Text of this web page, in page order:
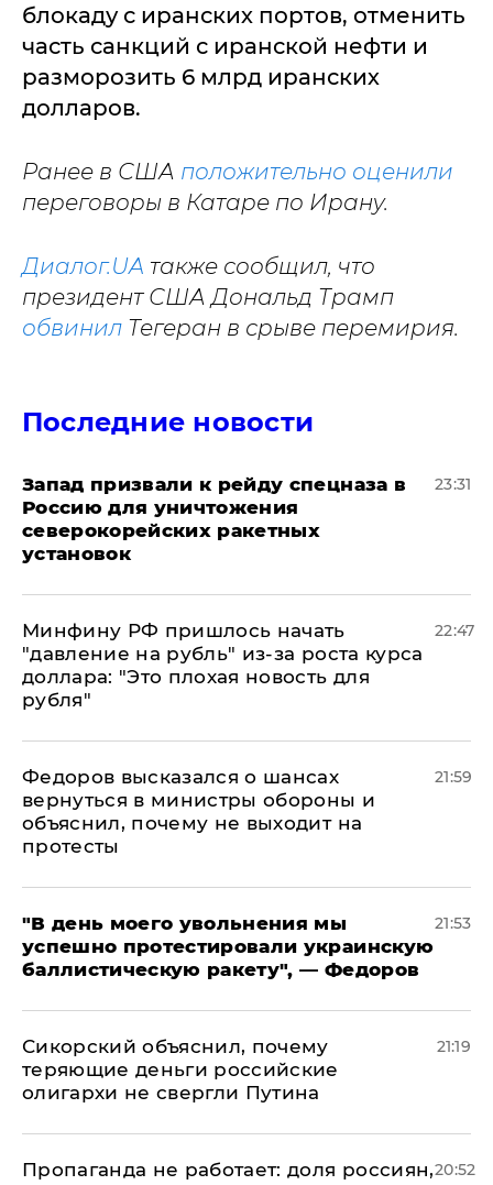
блокаду с иранских портов, отменить
часть санкций с иранской нефти и
разморозить 6 млрд иранских
долларов.
Ранее в США положительно оценили
переговоры в Катаре по Ирану.
Диалог.UA также сообщил, что
президент США Дональд Трамп
обвинил Тегеран в срыве перемирия.
Последние новости
Запад призвали к рейду спецназа в
Россию для уничтожения
северокорейских ракетных
установок
23:31
Минфину РФ пришлось начать
"давление на рубль" из-за роста курса
доллара: "Это плохая новость для
рубля"
22:47
Федоров высказался о шансах
вернуться в министры обороны и
объяснил, почему не выходит на
протесты
21:59
​"В день моего увольнения мы
успешно протестировали украинскую
баллистическую ракету", — Федоров
21:53
Сикорский объяснил, почему
теряющие деньги российские
олигархи не свергли Путина
21:19
​Пропаганда не работает: доля россиян,20:52